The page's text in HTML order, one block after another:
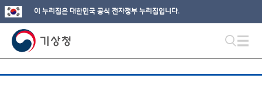
이 누리집은 대한민국 공식 전자정부 누리집입니다.